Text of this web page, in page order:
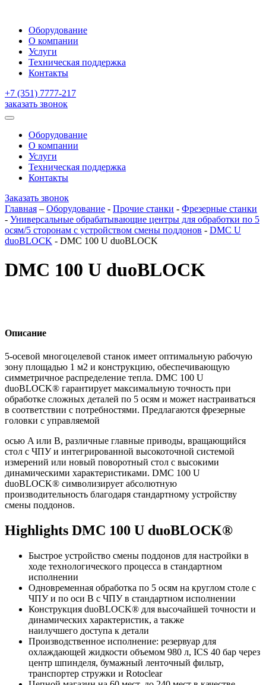
Оборудование
О компании
Услуги
Техническая поддержка
Контакты
+7 (351) 7777-217
заказать звонок
Оборудование
О компании
Услуги
Техническая поддержка
Контакты
Заказать звонок
Главная – Оборудование - Прочие станки - Фрезерные станки
- Универсальные обрабатывающие центры для обработки по 5
осям/5 сторонам с устройством смены поддонов - DMC U
duoBLOCK - DMC 100 U duoBLOCK
DMC 100 U duoBLOCK
Описание
5-осевой многоцелевой станок имеет оптимальную рабочую
зону площадью 1 м2 и конструкцию, обеспечивающую
симметричное распределение тепла. DMC 100 U
duoBLOCK® гарантирует максимальную точность при
обработке сложных деталей по 5 осям и может настраиваться
в соответствии с потребностями. Предлагаются фрезерные
головки с управляемой
осью A или B, различные главные приводы, вращающийся
стол с ЧПУ и интегрированной высокоточной системой
измерений или новый поворотный стол с высокими
динамическими характеристиками. DMC 100 U
duoBLOCK® символизирует абсолютную
производительность благодаря стандартному устройству
смены поддонов.
Highlights DMC 100 U duoBLOCK®
Быстрое устройство смены поддонов для настройки в
ходе технологического процесса в стандартном
исполнении
Одновременная обработка по 5 осям на круглом столе с
ЧПУ и по оси B с ЧПУ в стандартном исполнении
Конструкция duoBLOCK® для высочайшей точности и
динамических характеристик, а также
наилучшего доступа к детали
Производственное исполнение: резервуар для
охлаждающей жидкости объемом 980 л, ICS 40 бар через
центр шпинделя, бумажный ленточный фильтр,
транспортер стружки и Rotoclear